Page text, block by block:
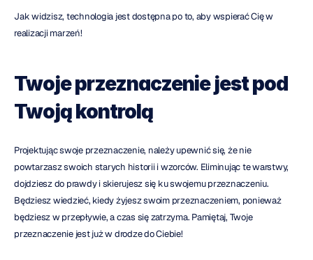
Jak widzisz, technologia jest dostępna po to, aby wspierać Cię w
realizacji marzeń!
Twoje przeznaczenie jest pod
Twoją kontrolą
Projektując swoje przeznaczenie, należy upewnić się, że nie
powtarzasz swoich starych historii i wzorców. Eliminując te warstwy,
dojdziesz do prawdy i skierujesz się ku swojemu przeznaczeniu.
Będziesz wiedzieć, kiedy żyjesz swoim przeznaczeniem, ponieważ
będziesz w przepływie, a czas się zatrzyma. Pamiętaj, Twoje
przeznaczenie jest już w drodze do Ciebie!